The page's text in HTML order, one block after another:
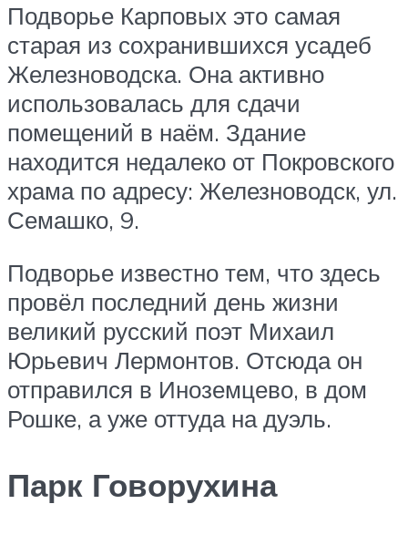
Подворье Карповых это самая
старая из сохранившихся усадеб
Железноводска. Она активно
использовалась для сдачи
помещений в наём. Здание
находится недалеко от Покровского
храма по адресу: Железноводск, ул.
Семашко, 9.
Подворье известно тем, что здесь
провёл последний день жизни
великий русский поэт Михаил
Юрьевич Лермонтов. Отсюда он
отправился в Иноземцево, в дом
Рошке, а уже оттуда на дуэль.
Парк Говорухина